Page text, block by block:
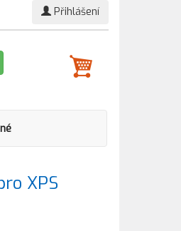
Přihlášení
XPS